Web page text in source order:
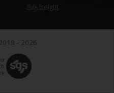
Rail freight
- 2026